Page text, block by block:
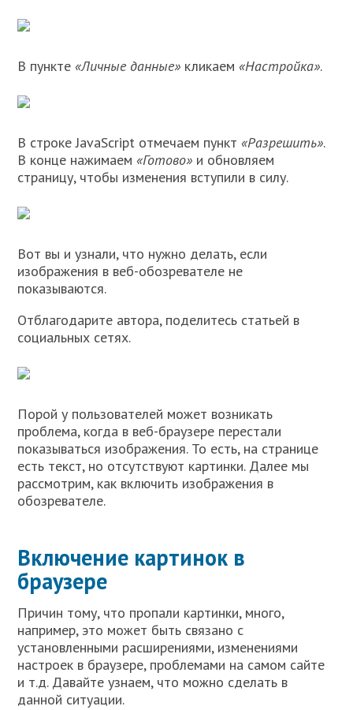
В пункте«Личные данные» кликаем«Настройка».
В строке JavaScript отмечаем пункт«Разрешить».
В конце нажимаем«Готово» и обновляем
страницу, чтобы изменения вступили в силу.
Вот вы и узнали, что нужно делать, если
изображения в веб-обозревателе не
показываются.
Отблагодарите автора, поделитесь статьей в
социальных сетях.
Порой у пользователей может возникать
проблема, когда в веб-браузере перестали
показываться изображения. То есть, на странице
есть текст, но отсутствуют картинки. Далее мы
рассмотрим, как включить изображения в
обозревателе.
Включение картинок в
браузере
Причин тому, что пропали картинки, много,
например, это может быть связано с
установленными расширениями, изменениями
настроек в браузере, проблемами на самом сайте
и т.д. Давайте узнаем, что можно сделать в
данной ситуации.